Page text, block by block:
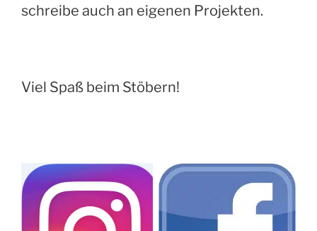
schreibe auch an eigenen Projekten.
Viel Spaß beim Stöbern!